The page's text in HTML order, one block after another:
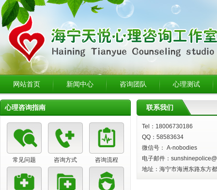
网站首页 新闻中心 咨询团队 心理测试
心理咨询指南
常见问题 咨询方式 咨询流程
联系我们
Tel：18006730186
QQ：58583634
微信号： A-nobodies
电子邮件：
地址：海宁市海洲东路东方